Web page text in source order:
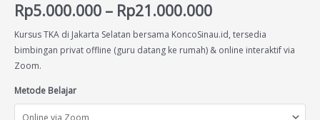
out of 5
based on
customer
ratings
Rp5.000.000 – Rp21.000.000
Kursus TKA di Jakarta Selatan bersama KoncoSinau.id, tersedia
bimbingan privat offline (guru datang ke rumah) & online interaktif via
Zoom.
Metode Belajar